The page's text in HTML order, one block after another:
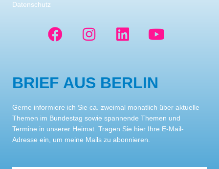
Datenschutz
F
a
b
o
k
I
n
a
r
a
m
L
i
e
i
n
Y
o
u
e
BRIEF AUS BERLIN
Gerne informiere ich Sie ca. zweimal monatlich über aktuelle
Themen im Bundestag sowie spannende Themen und
Termine in unserer Heimat. Tragen Sie hier Ihre E-Mail-
Adresse ein, um meine Mails zu abonnieren.